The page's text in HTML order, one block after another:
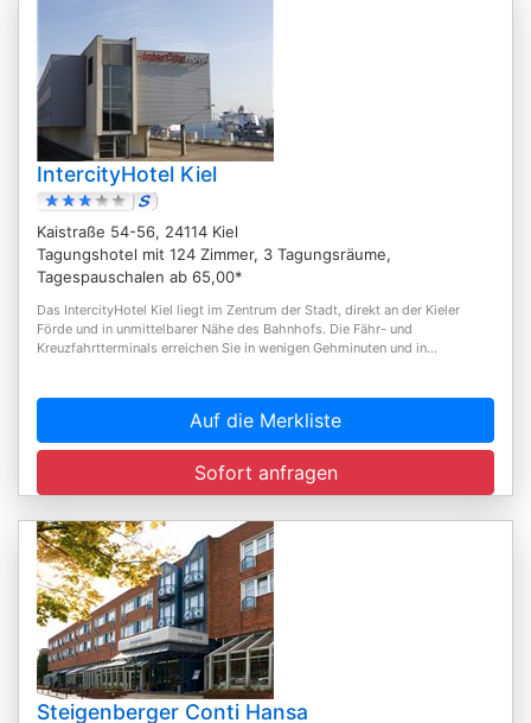
IntercityHotel Kiel
Kaistraße 54-56, 24114 Kiel
Tagungshotel mit 124 Zimmer, 3 Tagungsräume,
Tagespauschalen ab 65,00*
Das IntercityHotel Kiel liegt im Zentrum der Stadt, direkt an der Kieler
Förde und in unmittelbarer Nähe des Bahnhofs. Die Fähr- und
Kreuzfahrtterminals erreichen Sie in wenigen Gehminuten und in...
Auf die Merkliste
Sofort anfragen
Steigenberger Conti Hansa